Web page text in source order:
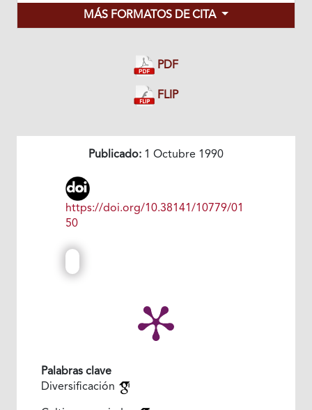
MÁS FORMATOS DE CITA
PDF
FLIP
Publicado: 1 Octubre 1990
https://doi.org/10.38141/10779/01
50
Palabras clave
Diversificación